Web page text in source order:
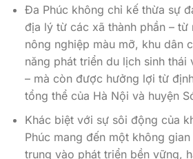
Đa Phúc không chỉ kế thừa sự
địa lý từ các xã thành phần – từ
nông nghiệp màu mỡ, khu dân
năng phát triển du lịch sinh thái
– mà còn được hưởng lợi từ
tổng thể của Hà Nội và huyện
Khác biệt với sự sôi động của
Phúc mang đến một không
trung vào phát triển bền vững,